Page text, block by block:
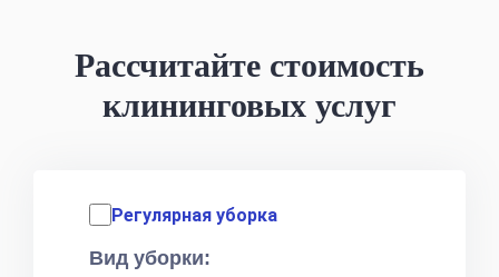
Рассчитайте стоимость
клининговых услуг
Регулярная уборка
Вид уборки: